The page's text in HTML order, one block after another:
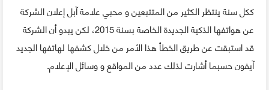
ككل سنة ينتظر الكثير من المتتبعين و محبي علامة آبل إعلان الشركة
عن هواتفها الذكية الجديدة الخاصة بسنة 2015، لكن يبدو أن الشركة
قد استبقت عن طريق الخطأ هذا الأمر من خلال كشفها لهاتفها الجديد
آيفون حسبما أشارت لذلك عدد من المواقع و وسائل الإعلام.